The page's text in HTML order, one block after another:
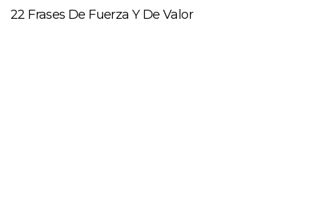
22 Frases De Fuerza Y De Valor